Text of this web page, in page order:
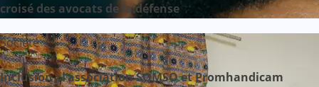
croisé des avocats de la défense
Société
Inclusion : l’association SOMSO et Promhandicam